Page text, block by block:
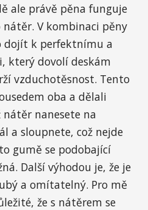
ale právě pěna funguje
V kombinaci pěny
dojít k perfektnímu a
který dovolí deskám
vzduchotěsnost. Tento
oba a dělali
nátěr nanesete na
a sloupnete, což nejde
gumě se podobající
Další výhodou je, že je
a omítatelný. Pro mě
že s nátěrem se